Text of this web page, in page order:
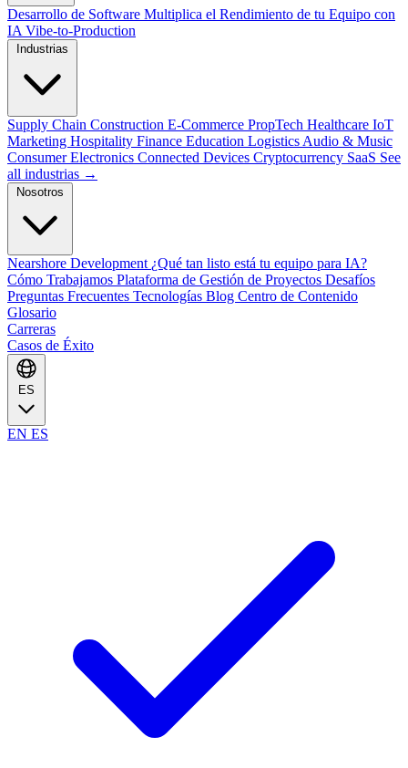
Desarrollo de Software Multiplica el Rendimiento de tu Equipo con
IA Vibe-to-Production
Supply Chain Construction E-Commerce PropTech Healthcare IoT
Marketing Hospitality Finance Education Logistics Audio & Music
Consumer Electronics Connected Devices Cryptocurrency SaaS See
all industrias →
Nearshore Development ¿Qué tan listo está tu equipo para IA?
Cómo Trabajamos Plataforma de Gestión de Proyectos Desafíos
Preguntas Frecuentes Tecnologías Blog Centro de Contenido
Glosario
Carreras
Casos de Éxito
EN ES